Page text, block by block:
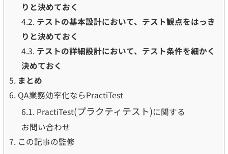
りと決めておく
4.2. テストの基本設計において、テスト観点をはっき
りと決めておく
4.3. テストの詳細設計において、テスト条件を細かく
決めておく
5. まとめ
6. QA業務効率化ならPractiTest
6.1.PractiTest(プラクティテスト)に関する
お問い合わせ
7. この記事の監修